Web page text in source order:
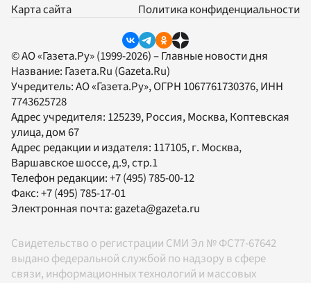
Карта сайта
Политика конфиденциальности
© АО «Газета.Ру» (1999-2026) – Главные новости дня
Название: Газета.Ru (Gazeta.Ru)
Учредитель:АО «Газета.Ру», ОГРН 1067761730376, ИНН
7743625728
Адрес учредителя: 125239, Россия, Москва, Коптевская
улица, дом 67
Адрес редакции и издателя: 117105, г. Москва,
Варшавское шоссе, д.9, стр.1
Телефон редакции:+7 (495) 785-00-12
Факс:+7 (495) 785-17-01
Электронная почта: gazeta@gazeta.ru
Свидетельство о регистрации СМИ Эл № ФС77-67642
выдано федеральной службой по надзору в сфере
связи, информационных технологий и массовых